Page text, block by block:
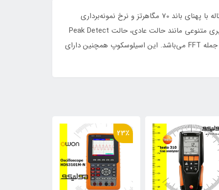
اسیلوسکوپ دیجیتال DSO5102P یک ابزار اندازه‌گیری و تجزیه و تحلیل الکترونیکی با ویژگی‌های بارزی است. این دستگاه دو کاناله با پهنای باند 70 مگاهرتز و نرخ نمونه‌برداری
واقعی 1GS/s، قابلیت اندازه‌گیری و ضبط سیگنال‌های الکترونیکی با دقت بالا را فراهم می‌کند. همچنین دارای حالت‌های اندازه‌گیری متنوعی مانند حالت عادی، حالت Peak Detect
و حالت Average با تعداد نمونه‌های قابل انتخاب است. دارای ویژگی‌های افقی و عمودی مناسب و پشتیبانی از توابع ریاضی از جمله FFT می‌باشد. این اسیلوسکوپ همچنین دارای
23٪